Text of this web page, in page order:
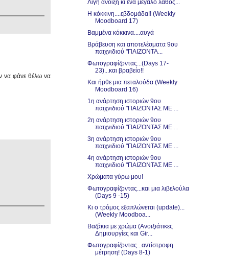
να φάνε θέλω να
Λίγη άνοιξη κι ένα μεγάλο λάθος...
Η κόκκινη....εβδομάδα!! (Weekly
Moodboard 17)
Βαμμένα κόκκινα....αυγά
Βράβευση και αποτελέσματα 9ου
παιχνιδιού "ΠΑΙΖΟΝΤΑ...
Φωτογραφίζοντας...(Days 17-
23)...και βραβείο!!
Και ήρθε μια πεταλούδα (Weekly
Moodboard 16)
1η ανάρτηση ιστοριών 9ου
παιχνιδιού "ΠΑΙΖΟΝΤΑΣ ΜΕ ...
2η ανάρτηση ιστοριών 9ου
παιχνιδιού "ΠΑΙΖΟΝΤΑΣ ΜΕ ...
3η ανάρτηση ιστοριών 9ου
παιχνιδιού "ΠΑΙΖΟΝΤΑΣ ΜΕ ...
4η ανάρτηση ιστοριών 9ου
παιχνιδιού "ΠΑΙΖΟΝΤΑΣ ΜΕ ...
Χρώματα γύρω μου!
Φωτογραφίζοντας...και μια λιβελούλα
(Days 9 -15)
Κι ο τρόμος εξαπλώνεται (update)...
(Weekly Moodboa...
Βαζάκια με χρώμα (Ανοιξιάτικες
Δημιουργίες και Gir...
Φωτογραφίζοντας...αντίστροφη
μέτρηση! (Days 8-1)